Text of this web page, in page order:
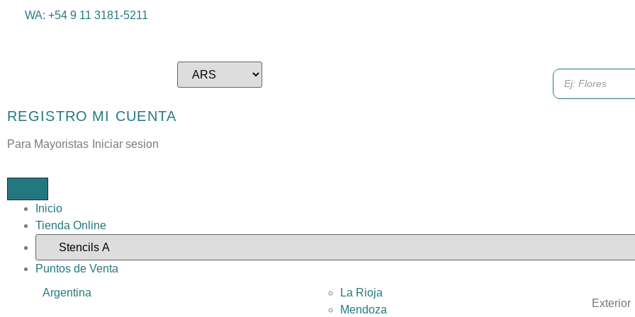
WA: +54 9 11 3181-5211
REGISTRO
Para Mayoristas
MI CUENTA
Iniciar sesion
Inicio
Tienda Online
Puntos de Venta
Argentina
La Rioja
Mendoza
Exterior